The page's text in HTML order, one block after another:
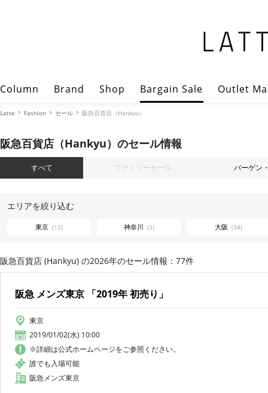
Column Brand Shop Bargain Sale Outlet
Latte Fashion セール 阪急百貨店（Hankyu）
阪急百貨店（Hankyu）のセール情報
すべて ファミリーセール バーゲン
エリアを絞り込む
東京 (12) 神奈川 (3) 大阪 (34)
阪急百貨店 (Hankyu) の2026年のセール情報：77件
阪急 メンズ東京 「2019年 初売り」
東京
2019/01/02(水) 10:00
※詳細は公式ホームページをご参照ください。
誰でも入場可能
阪急メンズ東京